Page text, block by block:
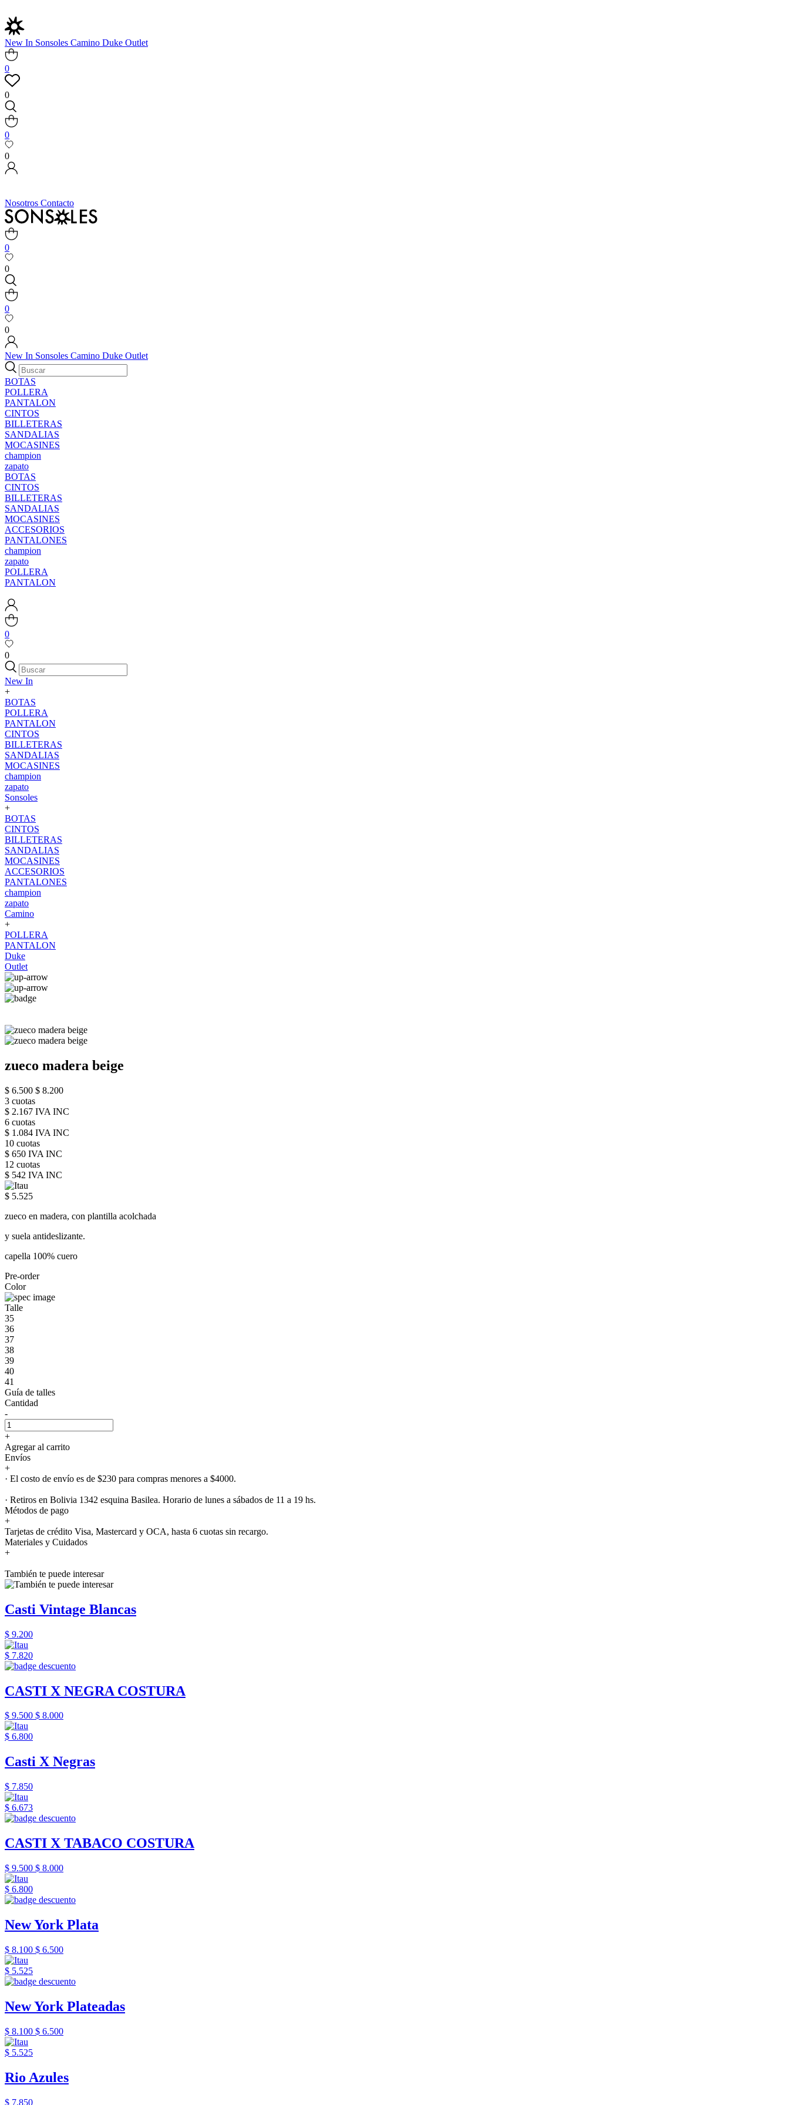
New In Sonsoles Camino Duke Outlet
0
0
0
0
Nosotros Contacto
0
0
0
0
New In Sonsoles Camino Duke Outlet
BOTAS
POLLERA
PANTALON
CINTOS
BILLETERAS
SANDALIAS
MOCASINES
champion
zapato
BOTAS
CINTOS
BILLETERAS
SANDALIAS
MOCASINES
ACCESORIOS
PANTALONES
champion
zapato
POLLERA
PANTALON
0
0
New In
+
BOTAS
POLLERA
PANTALON
CINTOS
BILLETERAS
SANDALIAS
MOCASINES
champion
zapato
Sonsoles
+
BOTAS
CINTOS
BILLETERAS
SANDALIAS
MOCASINES
ACCESORIOS
PANTALONES
champion
zapato
Camino
+
POLLERA
PANTALON
Duke
Outlet
zueco madera beige
$ 6.500 $ 8.200
3 cuotas
$ 2.167 IVA INC
6 cuotas
$ 1.084 IVA INC
10 cuotas
$ 650 IVA INC
12 cuotas
$ 542 IVA INC
$ 5.525
zueco en madera, con plantilla acolchada
y suela antideslizante.
capella 100% cuero
Pre-order
Color
Talle
35
36
37
38
39
40
41
Guía de talles
Cantidad
-
+
Agregar al carrito
Envíos
+
· El costo de envío es de $230 para compras menores a $4000.
· Retiros en Bolivia 1342 esquina Basilea. Horario de lunes a sábados de 11 a 19 hs.
Métodos de pago
+
Tarjetas de crédito Visa, Mastercard y OCA, hasta 6 cuotas sin recargo.
Materiales y Cuidados
+
También te puede interesar
Casti Vintage Blancas
$ 9.200
$ 7.820
CASTI X NEGRA COSTURA
$ 9.500 $ 8.000
$ 6.800
Casti X Negras
$ 7.850
$ 6.673
CASTI X TABACO COSTURA
$ 9.500 $ 8.000
$ 6.800
New York Plata
$ 8.100 $ 6.500
$ 5.525
New York Plateadas
$ 8.100 $ 6.500
$ 5.525
Rio Azules
$ 7.850